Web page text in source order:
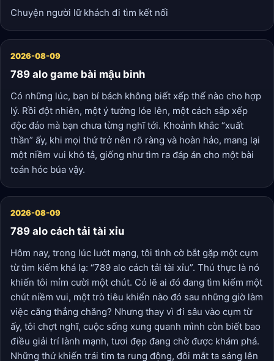
Chuyện người lữ khách đi tìm kết nối
2026-08-09
789 alo game bài mậu binh
Có những lúc, bạn bí bách không biết xếp thế nào cho hợp
lý. Rồi đột nhiên, một ý tưởng lóe lên, một cách sắp xếp
độc đáo mà bạn chưa từng nghĩ tới. Khoảnh khắc “xuất
thần” ấy, khi mọi thứ trở nên rõ ràng và hoàn hảo, mang lại
một niềm vui khó tả, giống như tìm ra đáp án cho một bài
toán hóc búa vậy.
2026-08-09
789 alo cách tải tài xỉu
Hôm nay, trong lúc lướt mạng, tôi tình cờ bắt gặp một cụm
từ tìm kiếm khá lạ: “789 alo cách tải tài xỉu”. Thú thực là nó
khiến tôi mỉm cười một chút. Có lẽ ai đó đang tìm kiếm một
chút niềm vui, một trò tiêu khiển nào đó sau những giờ làm
việc căng thẳng chăng? Nhưng thay vì đi sâu vào cụm từ
ấy, tôi chợt nghĩ, cuộc sống xung quanh mình còn biết bao
điều giải trí lành mạnh, tươi đẹp đang chờ được khám phá.
Những thứ khiến trái tim ta rung động, đôi mắt ta sáng lên